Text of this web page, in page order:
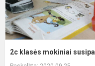
2c klasės mokiniai